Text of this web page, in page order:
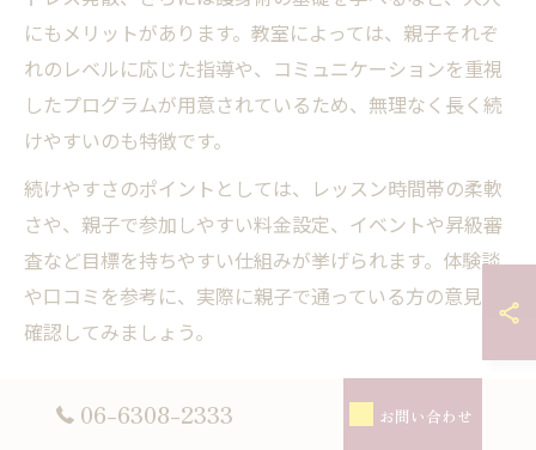
にもメリットがあります。教室によっては、親子それぞ
れのレベルに応じた指導や、コミュニケーションを重視
したプログラムが用意されているため、無理なく長く続
けやすいのも特徴です。
続けやすさのポイントとしては、レッスン時間帯の柔軟
さや、親子で参加しやすい料金設定、イベントや昇級審
査など目標を持ちやすい仕組みが挙げられます。体験談
や口コミを参考に、実際に親子で通っている方の意見も
確認してみましょう。
初心者が選ぶべき空手コースの特徴を紹介
06-6308-2333 お問い合わせ